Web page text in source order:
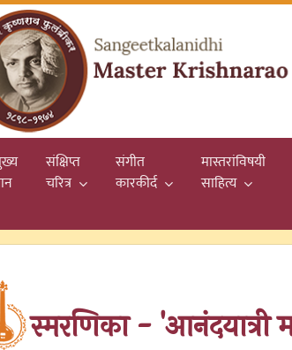
(current)
संक्षिप्त
चरित्र
संगीत
कारकीर्द
मास्तरांविषयी
साहित्य
स्मरणिका - 'आनंदयात्री